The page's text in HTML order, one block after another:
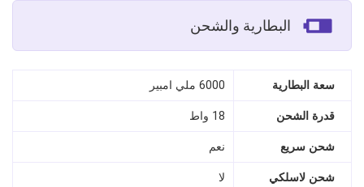
البطارية والشحن
سعة البطارية 6000 ملي امبير
قدرة الشحن 18 واط
شحن سريع نعم
شحن لاسلكي لا